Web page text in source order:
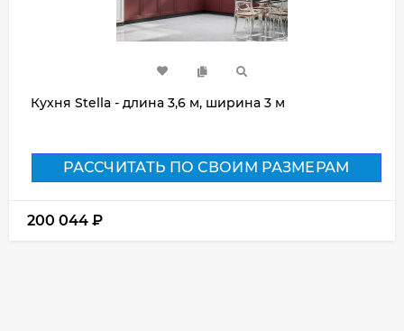
Кухня Stella - длина 3,6 м, ширина 3 м
РАССЧИТАТЬ ПО СВОИМ РАЗМЕРАМ
200 044 ₽